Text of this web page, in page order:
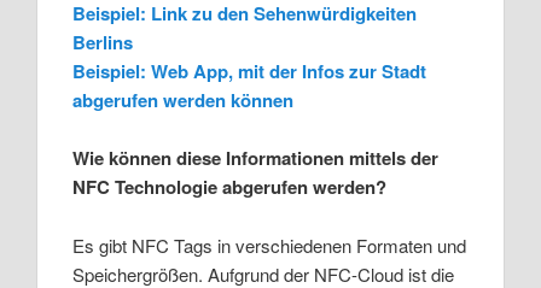
Beispiel: Link zu den Sehenwürdigkeiten
Berlins
Beispiel: Web App,mit der Infos zur Stadt
abgerufen werden können
Wie können diese Informationen mittels der
NFC Technologie abgerufen werden?
Es gibt NFC Tags in verschiedenen Formaten und
Speichergrößen. Aufgrund der NFC-Cloud ist die